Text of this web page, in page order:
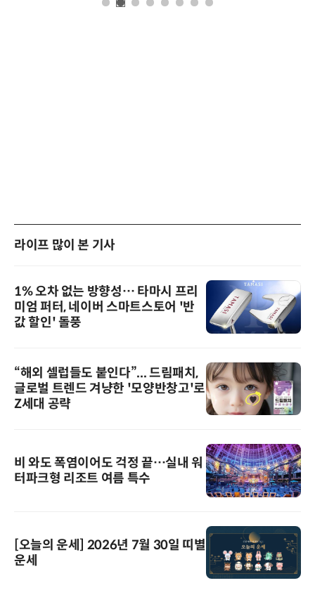
라이프 많이 본 기사
1% 오차 없는 방향성… 타마시 프리
미엄 퍼터, 네이버 스마트스토어 '반
값 할인' 돌풍
“해외 셀럽들도 붙인다”... 드림패치,
글로벌 트렌드 겨냥한 '모양반창고'로
Z세대 공략
비 와도 폭염이어도 걱정 끝…실내 워
터파크형 리조트 여름 특수
[오늘의 운세] 2026년 7월 30일 띠별
운세